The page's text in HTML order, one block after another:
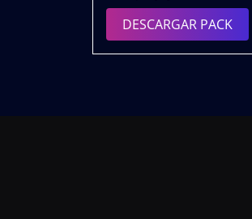
🔥
DESCARGAR PACK